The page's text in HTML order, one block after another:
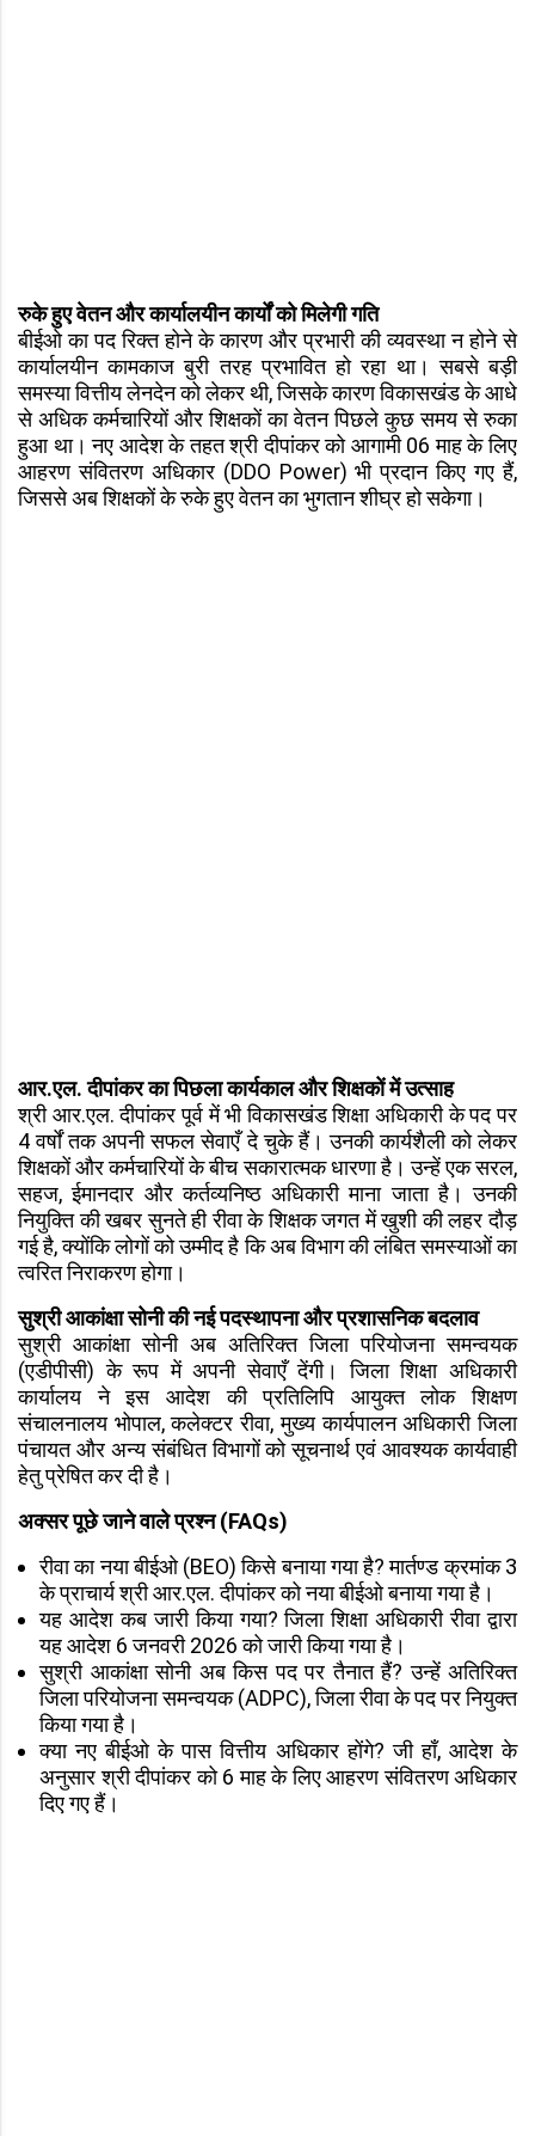
रुके हुए वेतन और कार्यालयीन कार्यों को मिलेगी गति
बीईओ का पद रिक्त होने के कारण और प्रभारी की व्यवस्था न होने से
कार्यालयीन कामकाज बुरी तरह प्रभावित हो रहा था। सबसे बड़ी
समस्या वित्तीय लेनदेन को लेकर थी, जिसके कारण विकासखंड के आधे
से अधिक कर्मचारियों और शिक्षकों का वेतन पिछले कुछ समय से रुका
हुआ था। नए आदेश के तहत श्री दीपांकर को आगामी 06 माह के लिए
आहरण संवितरण अधिकार (DDO Power) भी प्रदान किए गए हैं,
जिससे अब शिक्षकों के रुके हुए वेतन का भुगतान शीघ्र हो सकेगा।
आर.एल. दीपांकर का पिछला कार्यकाल और शिक्षकों में उत्साह
श्री आर.एल. दीपांकर पूर्व में भी विकासखंड शिक्षा अधिकारी के पद पर
4 वर्षों तक अपनी सफल सेवाएँ दे चुके हैं। उनकी कार्यशैली को लेकर
शिक्षकों और कर्मचारियों के बीच सकारात्मक धारणा है। उन्हें एक सरल,
सहज, ईमानदार और कर्तव्यनिष्ठ अधिकारी माना जाता है। उनकी
नियुक्ति की खबर सुनते ही रीवा के शिक्षक जगत में खुशी की लहर दौड़
गई है, क्योंकि लोगों को उम्मीद है कि अब विभाग की लंबित समस्याओं का
त्वरित निराकरण होगा।
सुश्री आकांक्षा सोनी की नई पदस्थापना और प्रशासनिक बदलाव
सुश्री आकांक्षा सोनी अब अतिरिक्त जिला परियोजना समन्वयक
(एडीपीसी) के रूप में अपनी सेवाएँ देंगी। जिला शिक्षा अधिकारी
कार्यालय ने इस आदेश की प्रतिलिपि आयुक्त लोक शिक्षण
संचालनालय भोपाल, कलेक्टर रीवा, मुख्य कार्यपालन अधिकारी जिला
पंचायत और अन्य संबंधित विभागों को सूचनार्थ एवं आवश्यक कार्यवाही
हेतु प्रेषित कर दी है।
अक्सर पूछे जाने वाले प्रश्न (FAQs)
रीवा का नया बीईओ (BEO) किसे बनाया गया है? मार्तण्ड क्रमांक 3
के प्राचार्य श्री आर.एल. दीपांकर को नया बीईओ बनाया गया है।
यह आदेश कब जारी किया गया? जिला शिक्षा अधिकारी रीवा द्वारा
यह आदेश 6 जनवरी 2026 को जारी किया गया है।
सुश्री आकांक्षा सोनी अब किस पद पर तैनात हैं? उन्हें अतिरिक्त
जिला परियोजना समन्वयक (ADPC), जिला रीवा के पद पर नियुक्त
किया गया है।
क्या नए बीईओ के पास वित्तीय अधिकार होंगे? जी हाँ, आदेश के
अनुसार श्री दीपांकर को 6 माह के लिए आहरण संवितरण अधिकार
दिए गए हैं।